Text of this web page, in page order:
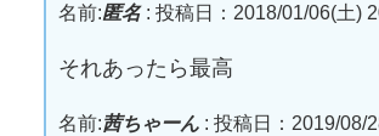
名前:匿名: 投稿日：2018/01/06(土)
それあったら最高
名前:茜ちゃーん: 投稿日：2019/08/